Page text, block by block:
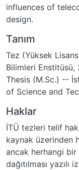
influences of
design.
Tanım
Tez (Yüksek
Bilimleri Enstitüsü,
Thesis (M.Sc.) --
of Science and
Haklar
İTÜ tezleri telif
kaynak üzerinden
ancak herhangi bir
dağıtılması yazılı